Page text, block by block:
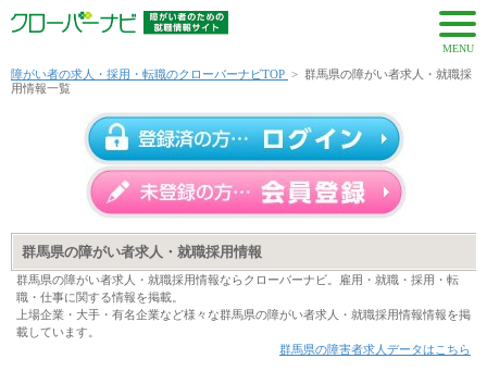
MENU
障がい者の求人・採用・転職のクローバーナビTOP > 群馬県の障がい者求人・就職採
用情報一覧
群馬県の障がい者求人・就職採用情報
群馬県の障がい者求人・就職採用情報ならクローバーナビ。雇用・就職・採用・転
職・仕事に関する情報を掲載。
上場企業・大手・有名企業など様々な群馬県の障がい者求人・就職採用情報情報を掲
載しています。
群馬県の障害者求人データはこちら